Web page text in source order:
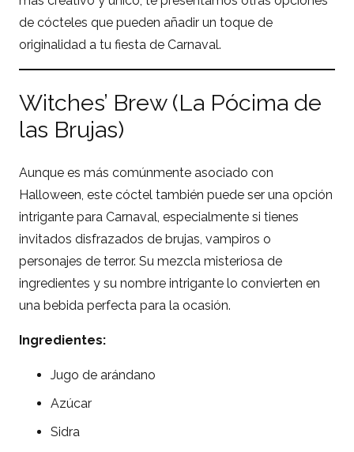
de cócteles que pueden añadir un toque de
originalidad a tu fiesta de Carnaval.
Witches’ Brew (La Pócima de
las Brujas)
Aunque es más comúnmente asociado con
Halloween, este cóctel también puede ser una opción
intrigante para Carnaval, especialmente si tienes
invitados disfrazados de brujas, vampiros o
personajes de terror. Su mezcla misteriosa de
ingredientes y su nombre intrigante lo convierten en
una bebida perfecta para la ocasión.
Ingredientes:
Jugo de arándano
Azúcar
Sidra